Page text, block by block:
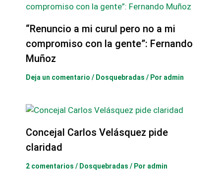
“Renuncio a mi curul pero no a mi
compromiso con la gente”: Fernando
Muñoz
Deja un comentario / Dosquebradas / Por admin
Concejal Carlos Velásquez pide
claridad
2 comentarios / Dosquebradas / Por admin